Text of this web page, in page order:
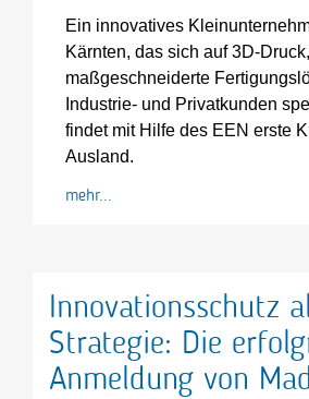
Ein innovatives
Kärnten, das sich auf 3D-
maßgeschneiderte
Industrie- und Privatkunden
findet mit Hilfe des EEN erste
Ausland.
mehr...
Innovationsschutz
Strategie: Die
Anmeldung von